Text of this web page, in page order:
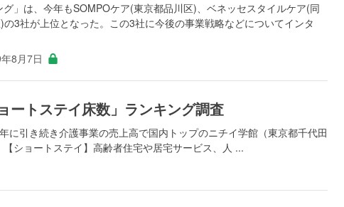
グ」は、今年もSOMPOケア(東京都品川区)、ベネッセスタイルケア(同
3社が上位となった。この3社に今後の事業戦略などについてインタ
8月7日
ートステイ床数」ランキング調査
に引き続き介護事業の売上高で国内トップのニチイ学館（東京都千代田
ショートステイ】高齢者住宅や居宅サービス、人 ...